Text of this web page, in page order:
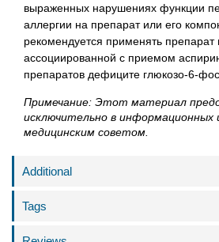
выраженных нарушениях функции
аллергии на препарат или его
рекомендуется применять препарат
ассоциированной с приемом
препаратов дефиците глюкозо-6-
Примечание: Этот материал
исключительно в информационных
медицинским советом.
Additional
Tags